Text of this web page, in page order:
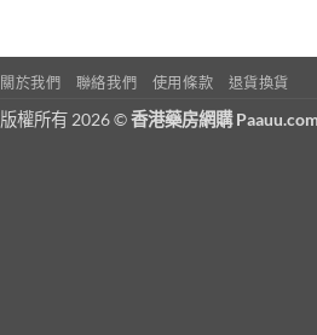
關於我們 聯絡我們 使用條款 退貨換貨
版權所有 2026 ©香港藥房網購 Paauu.com